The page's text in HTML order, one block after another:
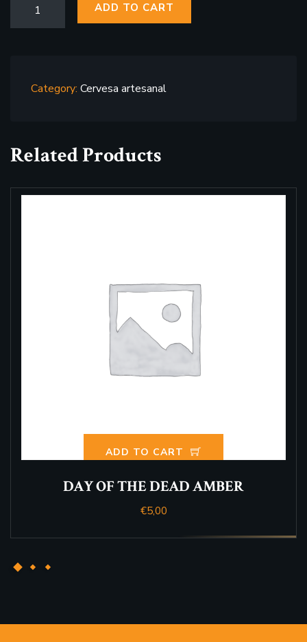
ADD TO CART
Category: Cervesa artesanal
Related Products
ADD TO CART
DAY OF THE DEAD AMBER
€5,00